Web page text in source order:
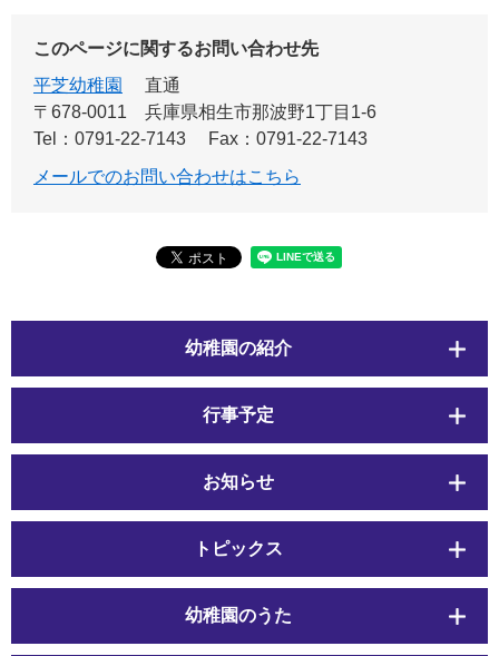
このページに関するお問い合わせ先
平芝幼稚園
直通
〒678-0011
兵庫県相生市那波野1丁目1-6
Tel：0791-22-7143
Fax：0791-22-7143
メールでのお問い合わせはこちら
幼稚園の紹介
行事予定
お知らせ
トピックス
幼稚園のうた